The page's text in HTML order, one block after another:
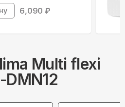
6,090 ₽
Multi flexi
DMN12